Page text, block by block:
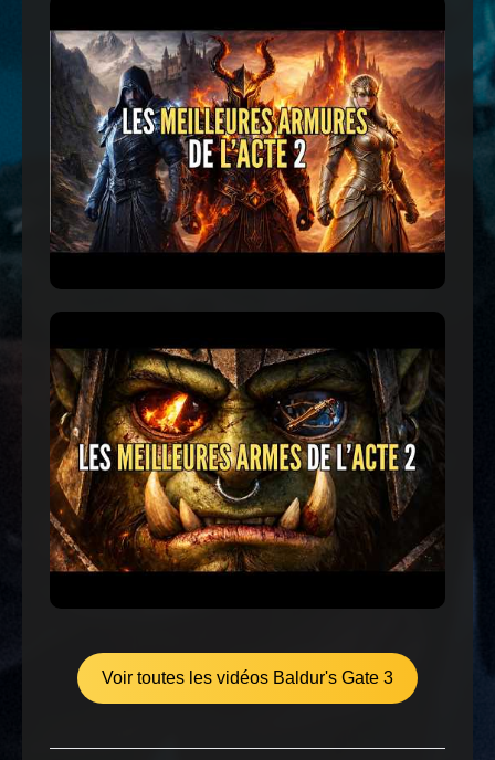
Voir toutes les vidéos Baldur's Gate 3